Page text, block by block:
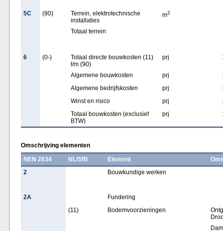
5C (90)
Terrein, elektrotechnische
installaties
m2
Totaal terrein
6 (0-)
Totaal directe bouwkosten (11)
t/m (90)
prj
Algemene bouwkosten prj
Algemene bedrijfskosten
prj
Winst en risico
prj
Totaal bouwkosten (exclusief
BTW)
prj
Omschrijving elementen
NEN 2634
NL/SfB Element
2
Bouwkundige werken
2A
Fundering
(11)
Bodemvoorzieningen